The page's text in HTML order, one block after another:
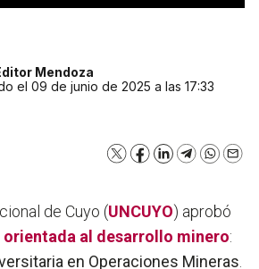
Mendoza
el 09 de junio de 2025 a las 17:33
X Facebook
LinkedInTelegram
de Cuyo (UNCUYO) aprobó
orientada al desarrollo minero:
en Operaciones Mineras